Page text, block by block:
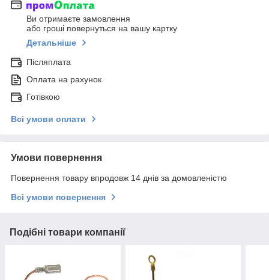
Ви отримаєте замовлення
або гроші повернуться на вашу картку
Детальніше
Післяплата
Оплата на рахунок
Готівкою
Всі умови оплати
Умови повернення
Повернення товару впродовж 14 днів за домовленістю
Всі умови повернення
Подібні товари компанії